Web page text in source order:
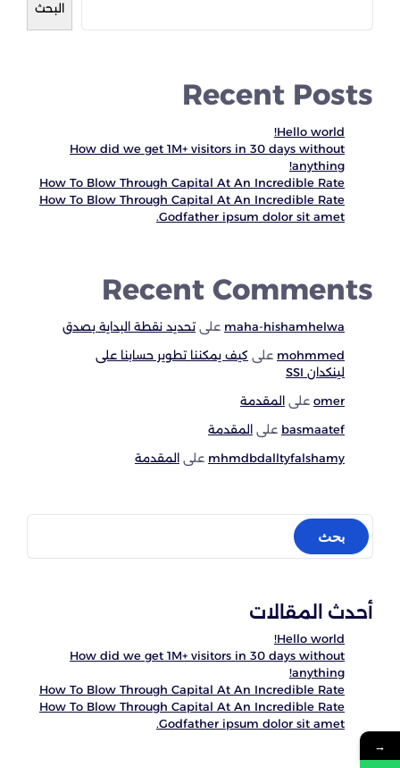
البحث
Recent Posts
Hello world!
How did we get 1M+ visitors in 30 days without
anything!
How To Blow Through Capital At An Incredible Rate
How To Blow Through Capital At An Incredible Rate
Godfather ipsum dolor sit amet.
Recent Comments
maha-hishamhelwa على تحديد نقطة البداية بصدق
mohmmed على كيف يمكننا تطوير حسابنا على
لينكدان SSI
omer على المقدمة
basmaatef على المقدمة
mhmdbdalltyfalshamy على المقدمة
أحدث المقالات
Hello world!
How did we get 1M+ visitors in 30 days without
anything!
How To Blow Through Capital At An Incredible Rate
How To Blow Through Capital At An Incredible Rate
Godfather ipsum dolor sit amet.
→